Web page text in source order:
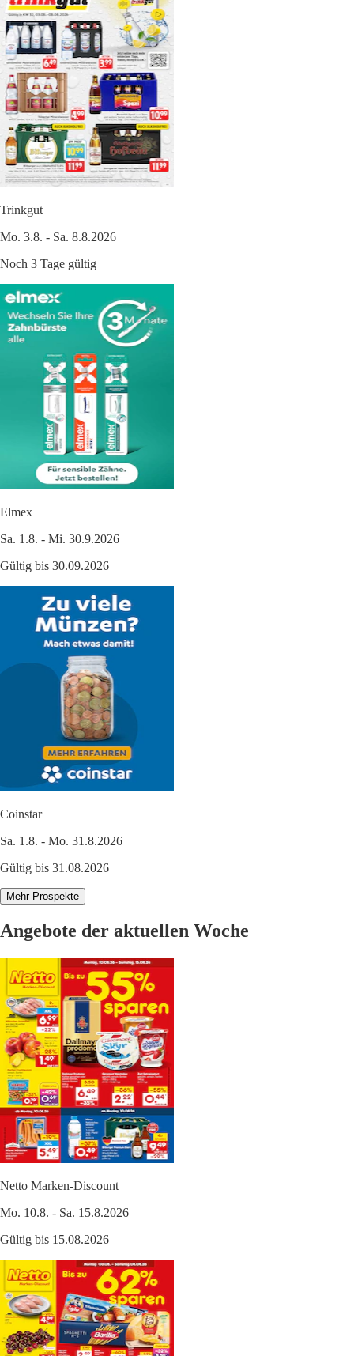
Trinkgut
Mo. 3.8. - Sa. 8.8.2026
Noch 3 Tage gültig
Elmex
Sa. 1.8. - Mi. 30.9.2026
Gültig bis 30.09.2026
Coinstar
Sa. 1.8. - Mo. 31.8.2026
Gültig bis 31.08.2026
Mehr Prospekte
Angebote der aktuellen Woche
Netto Marken-Discount
Mo. 10.8. - Sa. 15.8.2026
Gültig bis 15.08.2026